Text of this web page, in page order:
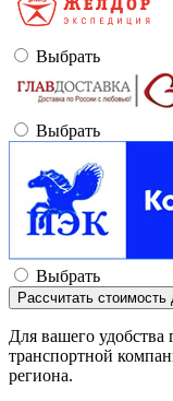
Выбрать
Выбрать
Выбрать
Рассчитать стоимость
Для вашего удобства
транспортной
региона.